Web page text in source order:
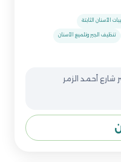
الأسنان الثابتة
تنظيف الجير وتلميع الأسنان
شارع أحمد الزمر